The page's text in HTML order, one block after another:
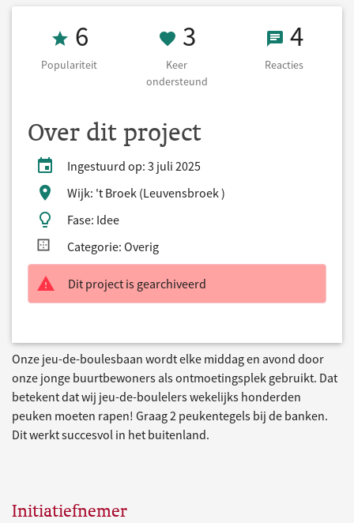
Populariteit 6
6
Populariteit
3 Keer
3
Keer
ondersteund
4 4
Reacties
Over dit project
Ingestuurd op: 3 juli 2025
Wijk: 't Broek (Leuvensbroek )
Fase: Idee
Categorie: Overig
Dit project is gearchiveerd
Onze jeu-de-boulesbaan wordt elke middag en avond door
onze jonge buurtbewoners als ontmoetingsplek gebruikt. Dat
betekent dat wij jeu-de-boulelers wekelijks honderden
peuken moeten rapen! Graag 2 peukentegels bij de banken.
Dit werkt succesvol in het buitenland.
Initiatiefnemer